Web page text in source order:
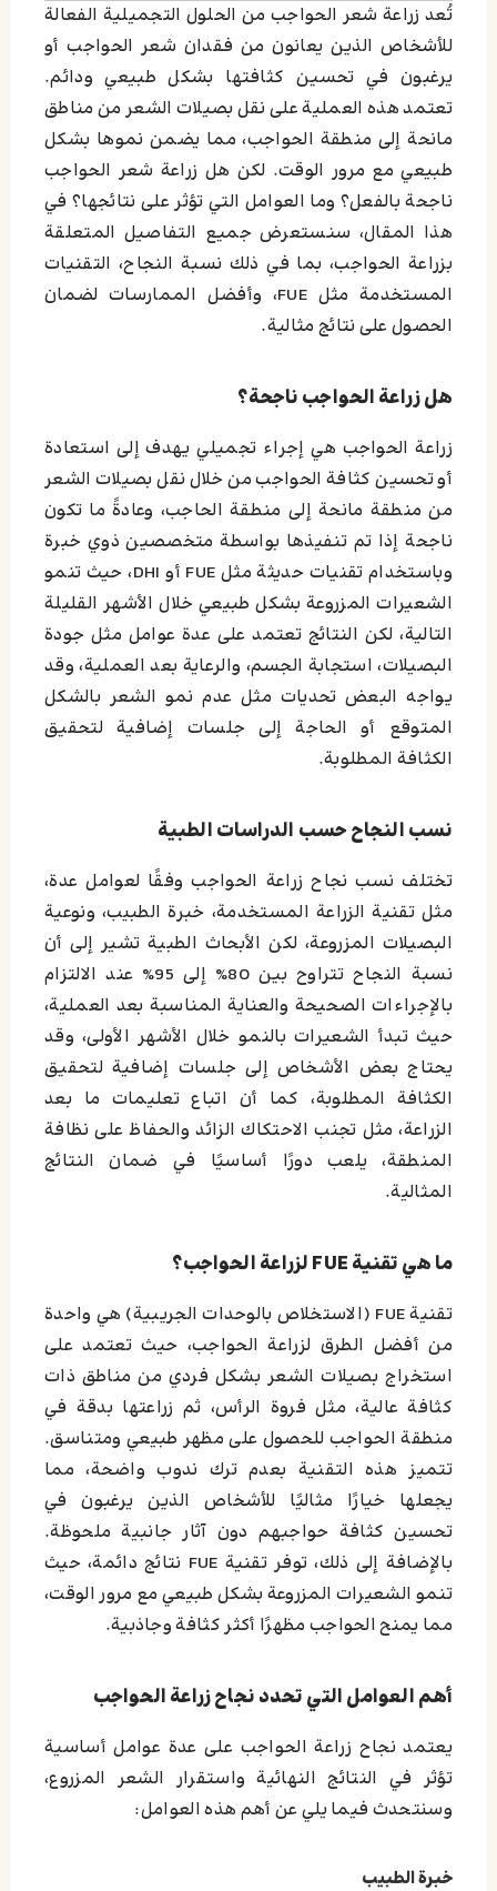
ما نسبة نجاح زراعة الحواجب؟
اترك تعليقاً إلغاء الرد
تُعد زراعة شعر الحواجب من الحلول التجميلية الفعالة
للأشخاص الذين يعانون من فقدان شعر الحواجب أو
يرغبون في تحسين كثافتها بشكل طبيعي ودائم.
تعتمد هذه العملية على نقل بصيلات الشعر من مناطق
مانحة إلى منطقة الحواجب، مما يضمن نموها بشكل
طبيعي مع مرور الوقت. لكن هل زراعة شعر الحواجب
ناجحة بالفعل؟ وما العوامل التي تؤثر على نتائجها؟ في
هذا المقال، سنستعرض جميع التفاصيل المتعلقة
بزراعة الحواجب، بما في ذلك نسبة النجاح، التقنيات
المستخدمة مثل FUE، وأفضل الممارسات لضمان
الحصول على نتائج مثالية.
هل زراعة الحواجب ناجحة؟
زراعة الحواجب هي إجراء تجميلي يهدف إلى استعادة
أو تحسين كثافة الحواجب من خلال نقل بصيلات الشعر
من منطقة مانحة إلى منطقة الحاجب، وعادةً ما تكون
ناجحة إذا تم تنفيذها بواسطة متخصصين ذوي خبرة
وباستخدام تقنيات حديثة مثل FUE أو DHI، حيث تنمو
الشعيرات المزروعة بشكل طبيعي خلال الأشهر القليلة
التالية، لكن النتائج تعتمد على عدة عوامل مثل جودة
البصيلات، استجابة الجسم، والرعاية بعد العملية، وقد
يواجه البعض تحديات مثل عدم نمو الشعر بالشكل
المتوقع أو الحاجة إلى جلسات إضافية لتحقيق
الكثافة المطلوبة.
نسب النجاح حسب الدراسات الطبية
تختلف نسب نجاح زراعة الحواجب وفقًا لعوامل عدة،
مثل تقنية الزراعة المستخدمة، خبرة الطبيب، ونوعية
البصيلات المزروعة، لكن الأبحاث الطبية تشير إلى أن
نسبة النجاح تتراوح بين 80% إلى 95% عند الالتزام
بالإجراءات الصحيحة والعناية المناسبة بعد العملية،
حيث تبدأ الشعيرات بالنمو خلال الأشهر الأولى، وقد
يحتاج بعض الأشخاص إلى جلسات إضافية لتحقيق
الكثافة المطلوبة، كما أن اتباع تعليمات ما بعد
الزراعة، مثل تجنب الاحتكاك الزائد والحفاظ على نظافة
المنطقة، يلعب دورًا أساسيًا في ضمان النتائج
المثالية.
ما هي تقنية FUE لزراعة الحواجب؟
تقنية FUE (الاستخلاص بالوحدات الجريبية) هي واحدة
من أفضل الطرق لزراعة الحواجب، حيث تعتمد على
استخراج بصيلات الشعر بشكل فردي من مناطق ذات
كثافة عالية، مثل فروة الرأس، ثم زراعتها بدقة في
منطقة الحواجب للحصول على مظهر طبيعي ومتناسق.
تتميز هذه التقنية بعدم ترك ندوب واضحة، مما
يجعلها خيارًا مثاليًا للأشخاص الذين يرغبون في
تحسين كثافة حواجبهم دون آثار جانبية ملحوظة.
بالإضافة إلى ذلك، توفر تقنية FUE نتائج دائمة، حيث
تنمو الشعيرات المزروعة بشكل طبيعي مع مرور الوقت،
مما يمنح الحواجب مظهرًا أكثر كثافة وجاذبية.
أهم العوامل التي تحدد نجاح زراعة الحواجب
يعتمد نجاح زراعة الحواجب على عدة عوامل أساسية
تؤثر في النتائج النهائية واستقرار الشعر المزروع،
وسنتحدث فيما يلي عن أهم هذه العوامل:
خبرة الطبيب